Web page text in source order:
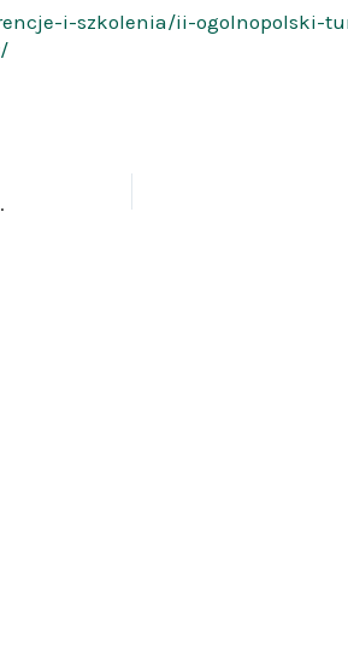
i-szkolenia/ii-ogolnopolski-
w wyborach